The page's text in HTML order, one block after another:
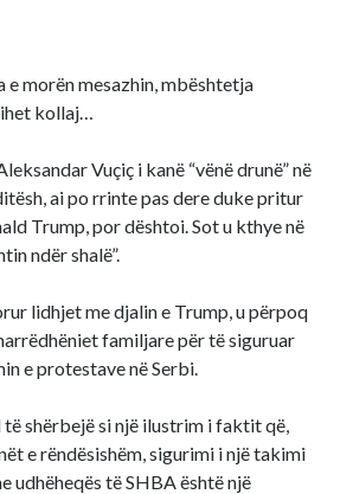
e morën mesazhin, mbështetja
kollaj…
Vuçiç i kanë “vënë drunë” në
ai po rrinte pas dere duke pritur
Trump, por dështoi. Sot u kthye në
ndër shalë”.
lidhjet me djalin e Trump, u përpoq
familjare për të siguruar
e protestave në Serbi.
të shërbejë si një ilustrim i faktit që,
e rëndësishëm, sigurimi i një takimi
udhëheqës të SHBA është një